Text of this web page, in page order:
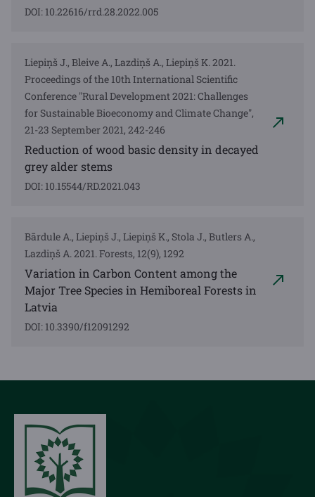
DOI: 10.22616/rrd.28.2022.005
Liepiņš J., Bleive A., Lazdiņš A., Liepiņš K. 2021.
Proceedings of the 10th International Scientific
Conference "Rural Development 2021: Challenges
for Sustainable Bioeconomy and Climate Change",
21-23 September 2021, 242-246
Reduction of wood basic density in decayed
grey alder stems
DOI: 10.15544/RD.2021.043
Bārdule A., Liepiņš J., Liepiņš K., Stola J., Butlers A.,
Lazdiņš A. 2021. Forests, 12(9), 1292
Variation in Carbon Content among the
Major Tree Species in Hemiboreal Forests in
Latvia
DOI: 10.3390/f12091292